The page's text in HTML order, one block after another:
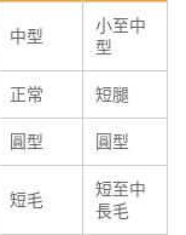
中型
小至中
型
正常 短腿
圓型 圓型
短毛
短至中
長毛